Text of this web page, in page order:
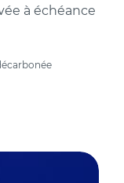
à échéance